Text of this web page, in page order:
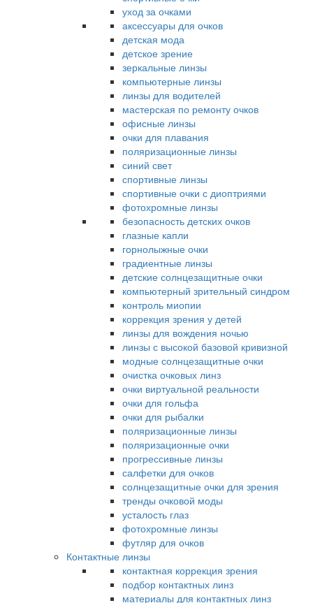
уход за очками
аксессуары для очков
детская мода
детское зрение
зеркальные линзы
компьютерные линзы
линзы для водителей
мастерская по ремонту очков
офисные линзы
очки для плавания
поляризационные линзы
синий свет
спортивные линзы
спортивные очки с диоптриями
фотохромные линзы
безопасность детских очков
глазные капли
горнолыжные очки
градиентные линзы
детские солнцезащитные очки
компьютерный зрительный синдром
контроль миопии
коррекция зрения у детей
линзы для вождения ночью
линзы с высокой базовой кривизной
модные солнцезащитные очки
очистка очковых линз
очки виртуальной реальности
очки для гольфа
очки для рыбалки
поляризационные линзы
поляризационные очки
прогрессивные линзы
салфетки для очков
солнцезащитные очки для зрения
тренды очковой моды
усталость глаз
фотохромные линзы
футляр для очков
Контактные линзы
контактная коррекция зрения
подбор контактных линз
материалы для контактных линз